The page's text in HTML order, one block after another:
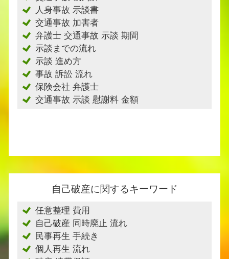
人身事故 示談書
交通事故 加害者
弁護士 交通事故 示談 期間
示談までの流れ
示談 進め方
事故 訴訟 流れ
保険会社 弁護士
交通事故 示談 慰謝料 金額
自己破産に関するキーワード
任意整理 費用
自己破産 同時廃止 流れ
民事再生 手続き
個人再生 流れ